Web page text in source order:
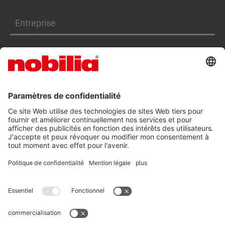
Entreprise
Produits
DÉCLARATION D'ACCESSIBILITÉ
CGV
PROTECTION DES DONNÉES